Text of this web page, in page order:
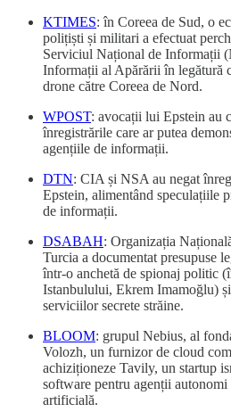
KTIMES: în Coreea de Sud, o
polițiști și militari a efectuat
Serviciul Național de Informații
Informații al Apărării în legătură
drone către Coreea de Nord.
WPOST: avocații lui Epstein au
înregistrările care ar putea
agențiile de informații.
DTN: CIA și NSA au negat
Epstein, alimentând speculațiile
de informații.
DSABAH: Organizația
Turcia a documentat presupuse
într-o anchetă de spionaj politic
Istanbulului, Ekrem Imamoğlu)
serviciilor secrete străine.
BLOOM: grupul Nebius, al
Volozh, un furnizor de cloud
achiziționeze Tavily, un startup
software pentru agenții autonomi
artificială.